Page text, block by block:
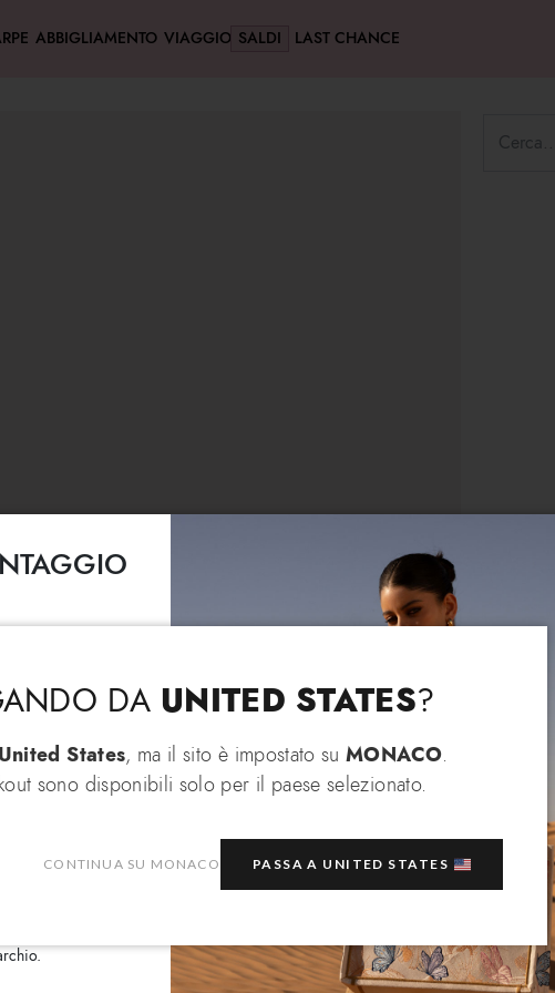
ABBIGLIAMENTO VIAGGIO SALDI LAST CHANCE
lingua ed il paese di spedizione
lingua
Seleziona boutique Monaco
relative alle
DA UNITED STATES?
United States, ma il sito è impostato suMONACO.
sono disponibili solo per il paese selezionato.
CONTINUA SU MONACO PASSA A UNITED STATES